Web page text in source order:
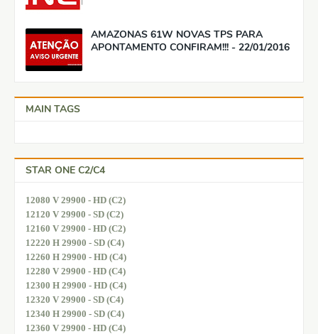
AMAZONAS 61W NOVAS TPS PARA
APONTAMENTO CONFIRAM!!! - 22/01/2016
MAIN TAGS
STAR ONE C2/C4
12080 V 29900 - HD (C2)
12120 V 29900 - SD (C2)
12160 V 29900 - HD (C2)
12220 H 29900 - SD (C4)
12260 H 29900 - HD (C4)
12280 V 29900 - HD (C4)
12300 H 29900 - HD (C4)
12320 V 29900 - SD (C4)
12340 H 29900 - SD (C4)
12360 V 29900 - HD (C4)